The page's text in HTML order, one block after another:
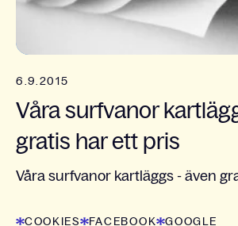
6.9.2015
Våra surfvanor
gratis har ett pris
Våra surfvanor kartläggs - även
COOKIES FACEBOOK
GOOGLE